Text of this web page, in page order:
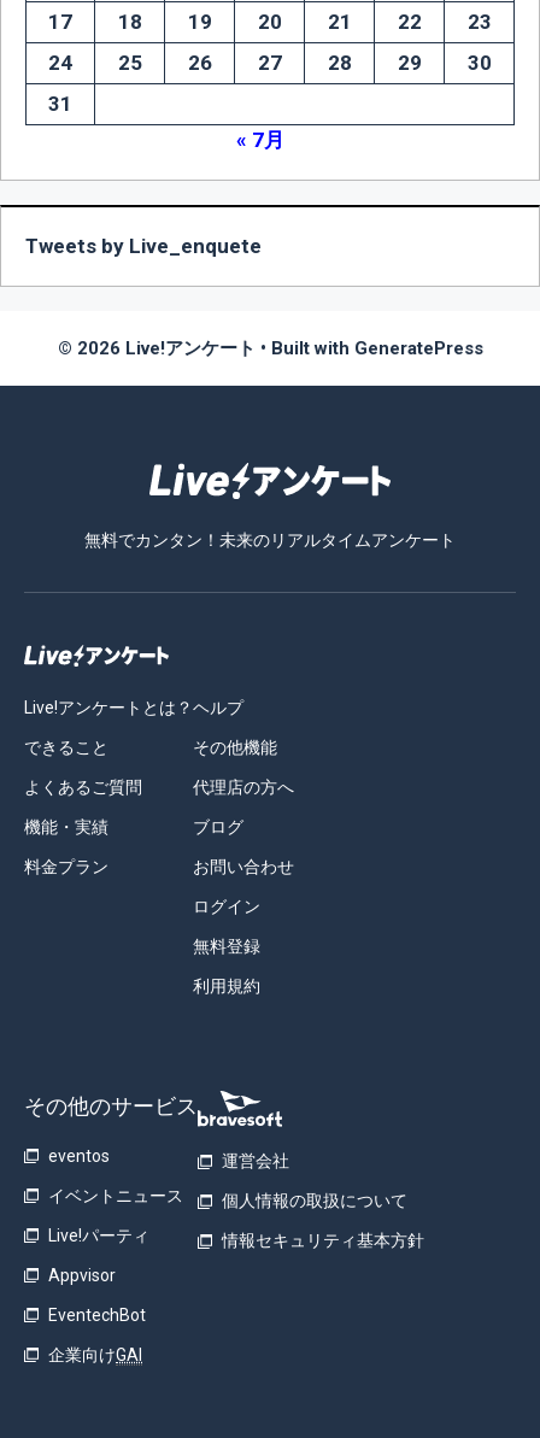
17
18 19 20 21 22
23
24
25 26 27 28 29
30
31
« 7月
Tweets by Live_enquete
© 2026 Live!アンケート • Built with GeneratePress
無料でカンタン！未来のリアルタイムアンケート
Live!アンケートとは？
できること
よくあるご質問
機能・実績
料金プラン
ヘルプ
その他機能
代理店の方へ
ブログ
お問い合わせ
ログイン
無料登録
利用規約
その他のサービス
eventos
イベントニュース
Live!パーティ
Appvisor
EventechBot
企業向けGAI
運営会社
個人情報の取扱について
情報セキュリティ基本方針